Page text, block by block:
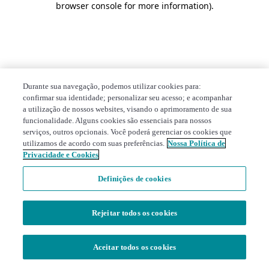
browser console for more information).
Durante sua navegação, podemos utilizar cookies para:
confirmar sua identidade; personalizar seu acesso; e acompanhar
a utilização de nossos websites, visando o aprimoramento de sua
funcionalidade. Alguns cookies são essenciais para nossos
serviços, outros opcionais. Você poderá gerenciar os cookies que
utilizamos de acordo com suas preferências. Nossa Política de
Privacidade e Cookies
Definições de cookies
Rejeitar todos os cookies
Aceitar todos os cookies